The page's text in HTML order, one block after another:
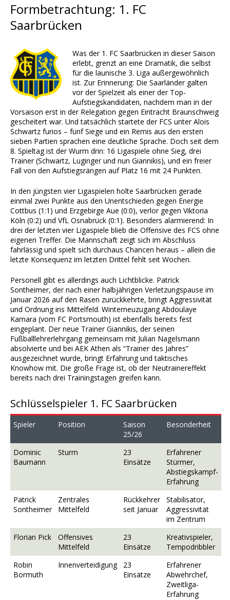
Formbetrachtung: 1. FC
Saarbrücken
Was der 1. FC Saarbrücken in dieser Saison
erlebt, grenzt an eine Dramatik, die selbst
für die launische 3. Liga außergewöhnlich
ist. Zur Erinnerung: Die Saarländer galten
vor der Spielzeit als einer der Top-
Aufstiegskandidaten, nachdem man in der
Vorsaison erst in der Relegation gegen Eintracht Braunschweig
gescheitert war. Und tatsächlich startete der FCS unter Alois
Schwartz furios – fünf Siege und ein Remis aus den ersten
sieben Partien sprachen eine deutliche Sprache. Doch seit dem
8. Spieltag ist der Wurm drin: 16 Ligaspiele ohne Sieg, drei
Trainer (Schwartz, Luginger und nun Giannikis), und ein freier
Fall von den Aufstiegsrängen auf Platz 16 mit 24 Punkten.
In den jüngsten vier Ligaspielen holte Saarbrücken gerade
einmal zwei Punkte aus den Unentschieden gegen Energie
Cottbus (1:1) und Erzgebirge Aue (0:0), verlor gegen Viktoria
Köln (0:2) und VfL Osnabrück (0:1). Besonders alarmierend: In
drei der letzten vier Ligaspiele blieb die Offensive des FCS ohne
eigenen Treffer. Die Mannschaft zeigt sich im Abschluss
fahrlässig und spielt sich durchaus Chancen heraus – allein die
letzte Konsequenz im letzten Drittel fehlt seit Wochen.
Personell gibt es allerdings auch Lichtblicke. Patrick
Sontheimer, der nach einer halbjährigen Verletzungspause im
Januar 2026 auf den Rasen zurückkehrte, bringt Aggressivität
und Ordnung ins Mittelfeld. Winterneuzugang Abdoulaye
Kamara (vom FC Portsmouth) ist ebenfalls bereits fest
eingeplant. Der neue Trainer Giannikis, der seinen
Fußballlehrerlehrgang gemeinsam mit Julian Nagelsmann
absolvierte und bei AEK Athen als “Trainer des Jahres”
ausgezeichnet wurde, bringt Erfahrung und taktisches
Knowhow mit. Die große Frage ist, ob der Neutrainereffekt
bereits nach drei Trainingstagen greifen kann.
Schlüsselspieler 1. FC Saarbrücken
Spieler Position
Saison
25/26
Besonderheit
Dominic
Baumann
Sturm
23
Einsätze
Erfahrener
Stürmer,
Abstiegskampf-
Erfahrung
Patrick
Sontheimer
Zentrales
Mittelfeld
Rückkehrer
seit Januar
Stabilisator,
Aggressivität
im Zentrum
Florian Pick
Offensives
Mittelfeld
23
Einsätze
Kreativspieler,
Tempodribbler
Robin
Bormuth
Innenverteidigung
23
Einsätze
Erfahrener
Abwehrchef,
Zweitliga-
Erfahrung